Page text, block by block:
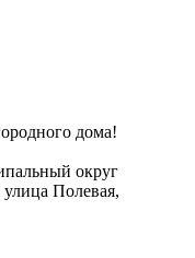
дома!
округ
Полевая,